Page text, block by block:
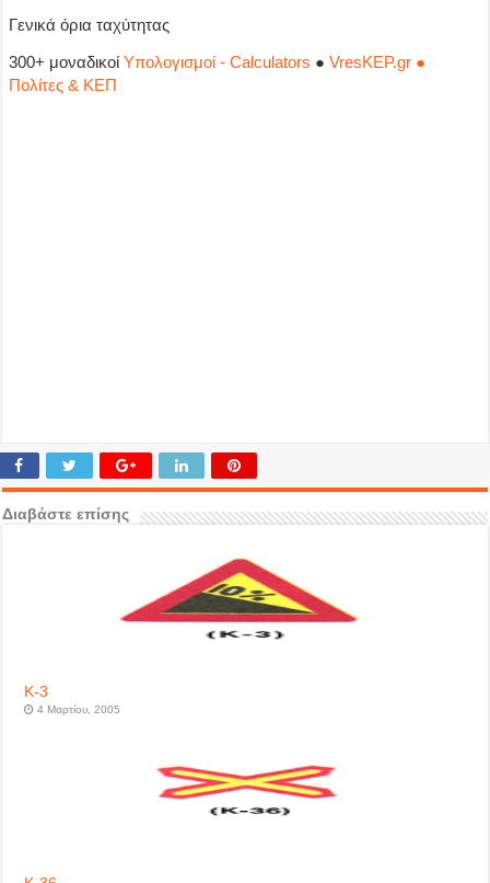
Γενικά όρια ταχύτητας
300+ μοναδικοίΥπολογισμοί - Calculators ●VresKEP.gr ●
Πολίτες & ΚΕΠ
Διαβάστε επίσης
Κ-3
4 Μαρτίου, 2005